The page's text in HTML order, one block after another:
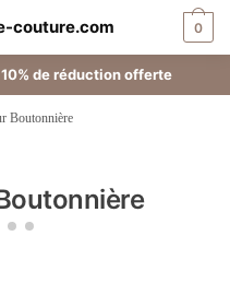
0
de réduction offerte
Boutonnière